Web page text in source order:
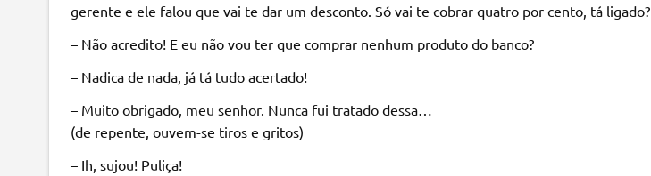
gerente e ele falou que vai te dar um desconto. Só vai te cobrar quatro por cento, tá ligado?
– Não acredito! E eu não vou ter que comprar nenhum produto do banco?
– Nadica de nada, já tá tudo acertado!
– Muito obrigado, meu senhor. Nunca fui tratado dessa…
(de repente, ouvem-se tiros e gritos)
– Ih, sujou! Puliça!